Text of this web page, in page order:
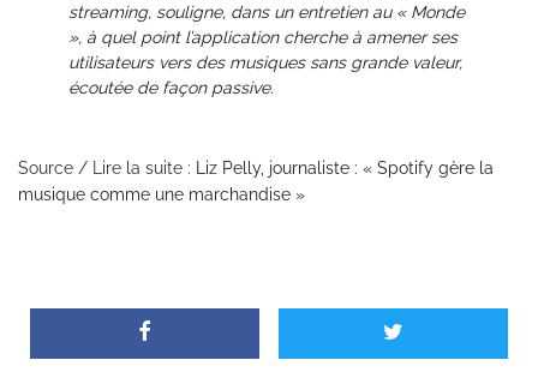
streaming, souligne, dans un entretien au « Monde
», à quel point l’application cherche à amener ses
utilisateurs vers des musiques sans grande valeur,
écoutée de façon passive.
Source / Lire la suite :
Liz Pelly, journaliste : « Spotify gère la
musique comme une marchandise »